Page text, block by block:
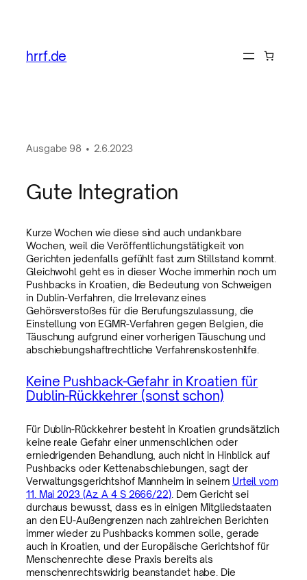
hrrf.de
Ausgabe 98 • 2.6.2023
Gute Integration
Kurze Wochen wie diese sind auch undankbare
Wochen, weil die Veröffentlichungstätigkeit von
Gerichten jedenfalls gefühlt fast zum Stillstand kommt.
Gleichwohl geht es in dieser Woche immerhin noch um
Pushbacks in Kroatien, die Bedeutung von Schweigen
in Dublin-Verfahren, die Irrelevanz eines
Gehörsverstoßes für die Berufungszulassung, die
Einstellung von EGMR-Verfahren gegen Belgien, die
Täuschung aufgrund einer vorherigen Täuschung und
abschiebungshaftrechtliche Verfahrenskostenhilfe.
Keine Pushback-Gefahr in Kroatien für
Dublin-Rückkehrer (sonst schon)
Für Dublin-Rückkehrer besteht in Kroatien grundsätzlich
keine reale Gefahr einer unmenschlichen oder
erniedrigenden Behandlung, auch nicht in Hinblick auf
Pushbacks oder Kettenabschiebungen, sagt der
Verwaltungsgerichtshof Mannheim in seinem Urteil vom
11. Mai 2023 (Az. A 4 S 2666/22). Dem Gericht sei
durchaus bewusst, dass es in einigen Mitgliedstaaten
an den EU-Außengrenzen nach zahlreichen Berichten
immer wieder zu Pushbacks kommen solle, gerade
auch in Kroatien, und der Europäische Gerichtshof für
Menschenrechte diese Praxis bereits als
menschenrechtswidrig beanstandet habe. Die